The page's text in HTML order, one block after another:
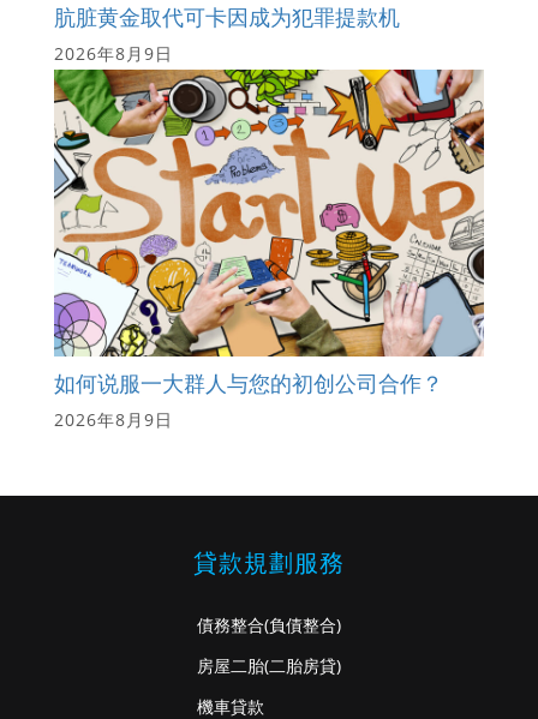
肮脏黄金取代可卡因成为犯罪提款机
2026年8月9日
如何说服一大群人与您的初创公司合作？
2026年8月9日
貸款規劃服務
債務整合(負債整合)
房屋二胎(二胎房貸)
機車貸款